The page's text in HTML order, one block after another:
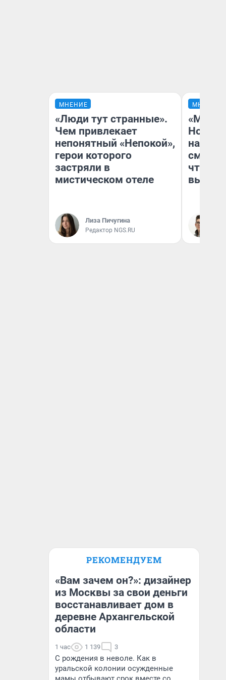
МНЕНИЕ
«Люди тут странные».
Чем привлекает
непонятный «Непокой»,
герои которого
застряли в
мистическом отеле
Лиза Пичугина
Редактор NGS.RU
МНЕНИЕ
«Мы
чтобы
РЕКОМЕНДУЕМ
«Вам зачем он?»: дизайнер
из Москвы за свои деньги
восстанавливает дом в
деревне Архангельской
области
1 час 1 139 3
С рождения в неволе. Как в
уральской колонии осужденные